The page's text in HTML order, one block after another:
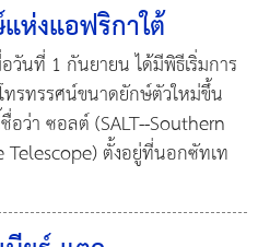
ห่งแอฟริกาใต้
วันที่ 1 กันยายน ได้มีพิธีเริ่มการ
ทรทรรศน์ขนาดยักษ์ตัวใหม่ขึ้น
อว่า ซอลต์ (SALT--Southern
Telescope) ตั้งอยู่ที่นอกซัทเท